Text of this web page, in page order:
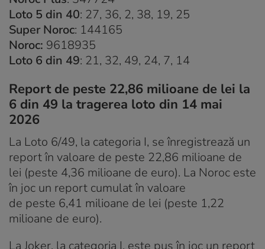
Loto 5 din 40: 27, 36, 2, 38, 19, 25
Super Noroc: 144165
Noroc: 9618935
Loto 6 din 49: 21, 32, 49, 24, 7, 14
Report de peste 22,86 milioane de lei la
6 din 49 la tragerea loto din 14 mai
2026
La Loto 6/49, la categoria I, se înregistrează un
report în valoare de peste 22,86 milioane de
lei (peste 4,36 milioane de euro). La Noroc este
în joc un report cumulat în valoare
de peste 6,41 milioane de lei (peste 1,22
milioane de euro).
La Joker, la categoria I, este pus în joc un report